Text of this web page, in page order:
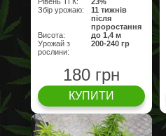
Збір урожаю:
11 тижнів
після
проростання
Висота:
до 1,4 м
Урожай з
рослини:
200-240 гр
180 грн
КУПИТИ